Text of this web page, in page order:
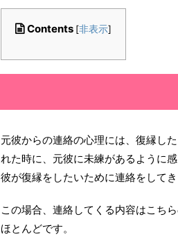
Contents [非表示]
元彼からの連絡の心理には、復縁し
れた時に、元彼に未練があるように
彼が復縁をしたいために連絡をして
この場合、連絡してくる内容はこち
ほとんどです。